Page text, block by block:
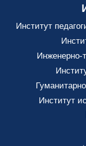
Институт
Инженерно-
Институт